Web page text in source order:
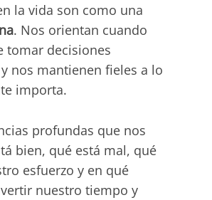
la vida son como una
. Nos orientan cuando
tomar decisiones
nos mantienen fieles a lo
importa.
profundas que nos
bien, qué está mal, qué
esfuerzo y en qué
nuestro tiempo y